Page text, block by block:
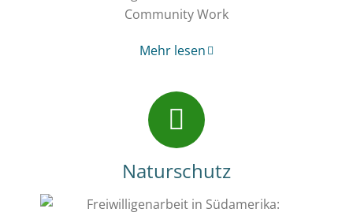
Mehr lesen
Naturschutz